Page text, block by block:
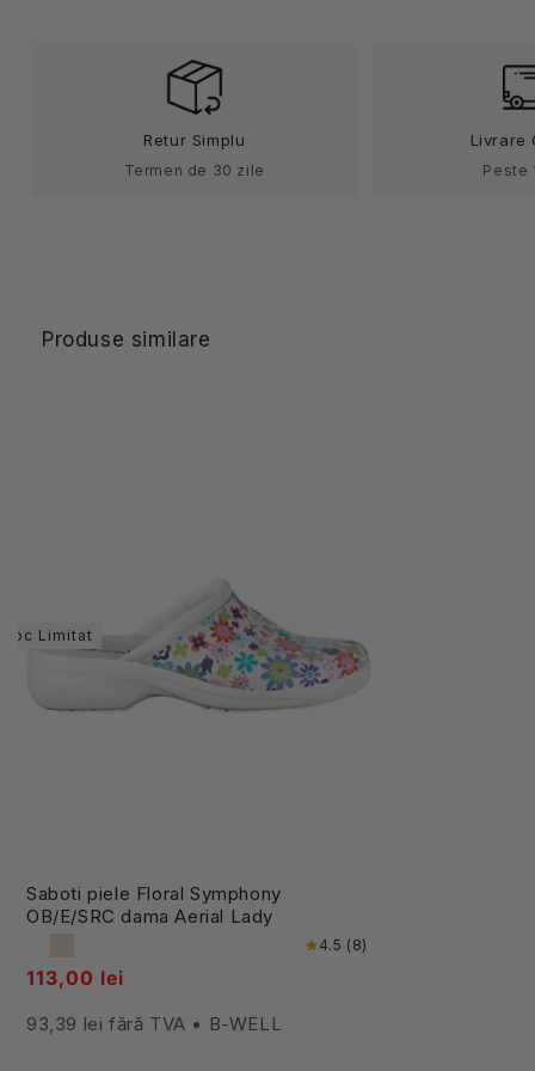
EasyGrip
bombeu
Steplite
EasyGrip
Bekina
Retur Simplu
Termen de 30 zile
Livrare
Peste
Produse similare
Limitat
Saboti piele Floral Symphony
OB/E/SRC dama Aerial Lady
4.5 (8)
113,00 lei
93,39 lei fără TVA • B-WELL